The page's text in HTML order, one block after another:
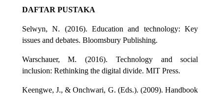
DAFTAR PUSTAKA
Selwyn, N. (2016). Education and technology: Key
issues and debates. Bloomsbury Publishing.
Warschauer, M. (2016). Technology and social
inclusion: Rethinking the digital divide. MIT Press.
Keengwe, J., & Onchwari, G. (Eds.). (2009). Handbook